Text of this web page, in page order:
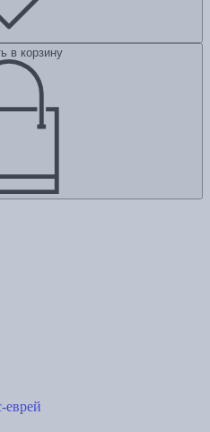
в корзину
еврей